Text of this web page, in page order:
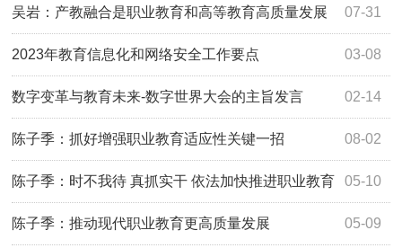
业学院建设指南文件，推进实体化运作 07-31
吴岩：产教融合是职业教育和高等教育高质量发展
的必由之路 03-08
2023年教育信息化和网络安全工作要点
02-14
数字变革与教育未来-数字世界大会的主旨发言
08-02
陈子季：抓好增强职业教育适应性关键一招
05-10
陈子季：时不我待 真抓实干 依法加快推进职业教育
高质量发展 05-09
陈子季：推动现代职业教育更高质量发展